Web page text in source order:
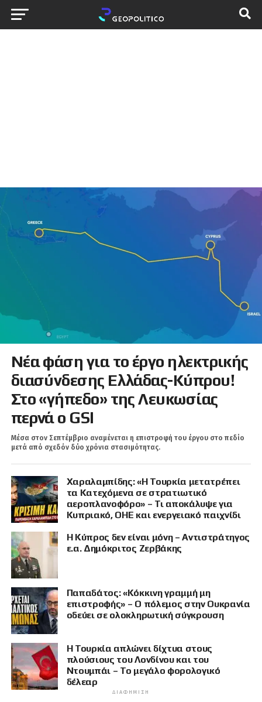
Νέα φάση για το έργο ηλεκτρικής
διασύνδεσης Ελλάδας-Κύπρου!
Στο «γήπεδο» της Λευκωσίας
περνά ο GSI
Μέσα στον Σεπτέμβριο αναμένεται η επιστροφή του έργου στο πεδίο
μετά από σχεδόν δύο χρόνια στασιμότητας.
Χαραλαμπίδης: «Η Τουρκία μετατρέπει
τα Κατεχόμενα σε στρατιωτικό
αεροπλανοφόρο» – Τι αποκάλυψε για
Κυπριακό, ΟΗΕ και ενεργειακό παιχνίδι
Η Κύπρος δεν είναι μόνη – Αντιστράτηγος
ε.α. Δημόκριτος Ζερβάκης
Παπαδάτος: «Κόκκινη γραμμή μη
επιστροφής» – Ο πόλεμος στην Ουκρανία
οδεύει σε ολοκληρωτική σύγκρουση
Η Τουρκία απλώνει δίχτυα στους
πλούσιους του Λονδίνου και του
Ντουμπάι – Το μεγάλο φορολογικό
δέλεαρ
ΔΙΑΦΉΜΙΣΗ